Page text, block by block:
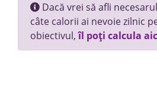
Dacă vrei să afli
câte calorii ai nevoie zilnic
obiectivul,îl poți calcula